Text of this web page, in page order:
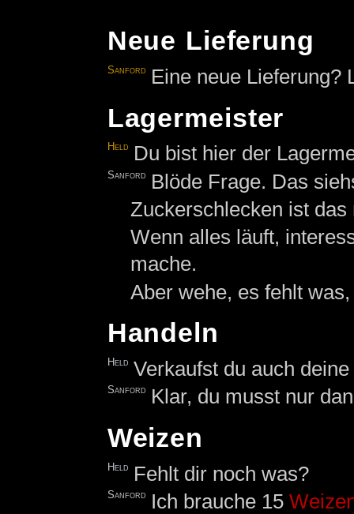
Neue Lieferung
Sanford Eine neue Lieferung?
Lagermeister
Held Du bist hier der
Sanford
Blöde Frage. Das
Zuckerschlecken ist
Wenn alles läuft,
mache.
Aber wehe, es fehlt
Handeln
Held Verkaufst du auch
Sanford Klar, du musst nur
Weizen
Held Fehlt dir noch was?
Sanford Ich brauche 15